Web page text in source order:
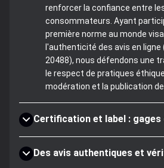
renforcer la confiance entre
consommateurs. Ayant
première norme au monde
l'authenticité des avis en ligne
20488), nous défendons une
le respect de pratiques
modération et la publication
Certification et label : gages
Des avis authentiques et